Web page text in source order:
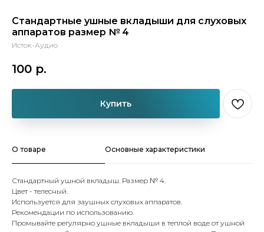
Стандартные ушные вкладыши для слуховых
аппаратов размер № 4
Исток-Аудио
100 р.
Купить
О товаре Основные характеристики
Стандартный ушной вкладыш. Размер № 4.
Цвет - телесный.
Используется для заушных слуховых аппаратов.
Рекомендации по использованию.
Промывайте регулярно ушные вкладыши в теплой воде от ушной